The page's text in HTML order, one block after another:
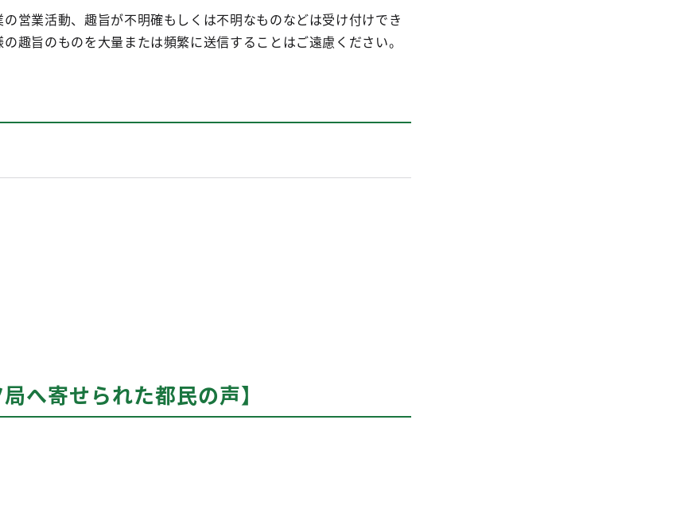
営業活動、趣旨が不明確もしくは不明なものなどは受け付けでき
趣旨のものを大量または頻繁に送信することはご遠慮ください。
へ寄せられた都民の声】